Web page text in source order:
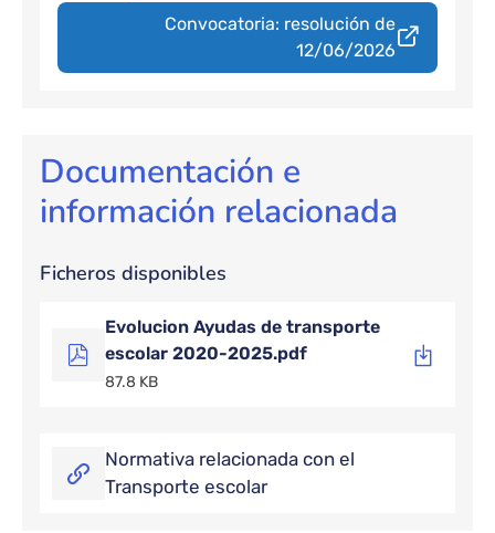
Convocatoria: resolución de
12/06/2026
Documentación e
información relacionada
Ficheros disponibles
Evolucion Ayudas de transporte
escolar 2020-2025.pdf
87.8 KB
Normativa relacionada con el
Transporte escolar